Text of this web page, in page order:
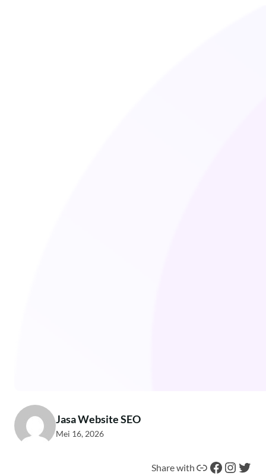
Jasa Website SEO
Mei 16, 2026
Share with Tautan Facebook Instagram Twitter